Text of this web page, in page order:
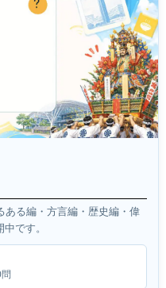
ある編・方言編・歴史編・偉
です。